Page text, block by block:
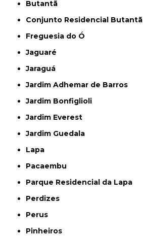
Butantã
Conjunto Residencial Butantã
Freguesia do Ó
Jaguaré
Jaraguá
Jardim Adhemar de Barros
Jardim Bonfiglioli
Jardim Everest
Jardim Guedala
Lapa
Pacaembu
Parque Residencial da Lapa
Perdizes
Perus
Pinheiros